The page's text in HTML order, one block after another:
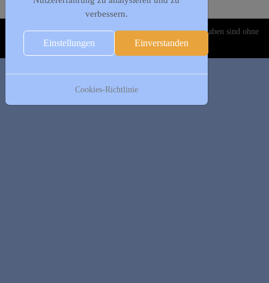
Es wurden keine Events gefunden
Copyright © 2020-2026 DJK Gillrath 1911 e. V. Alle Angaben sind ohne
Gewähr!
verbessern.
Einstellungen Einverstanden
Cookies-Richtlinie